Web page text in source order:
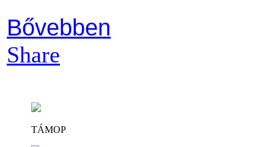
Bővebben
Share
TÁMOP